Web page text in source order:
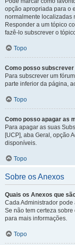
opção apropriada para o
normalmente localizadas
Responder a um tópico
fazê-lo subscrever o
Topo
Como posso
Para subscrever um
parte inferior da página,
Topo
Como posso apagar as
Para apagar as suas
[UCP], aba Geral, opção
disponíveis.
Topo
Sobre os Anexos
Quais os Anexos que
Cada Administrador
Se não tem certeza
para mais informações.
Topo